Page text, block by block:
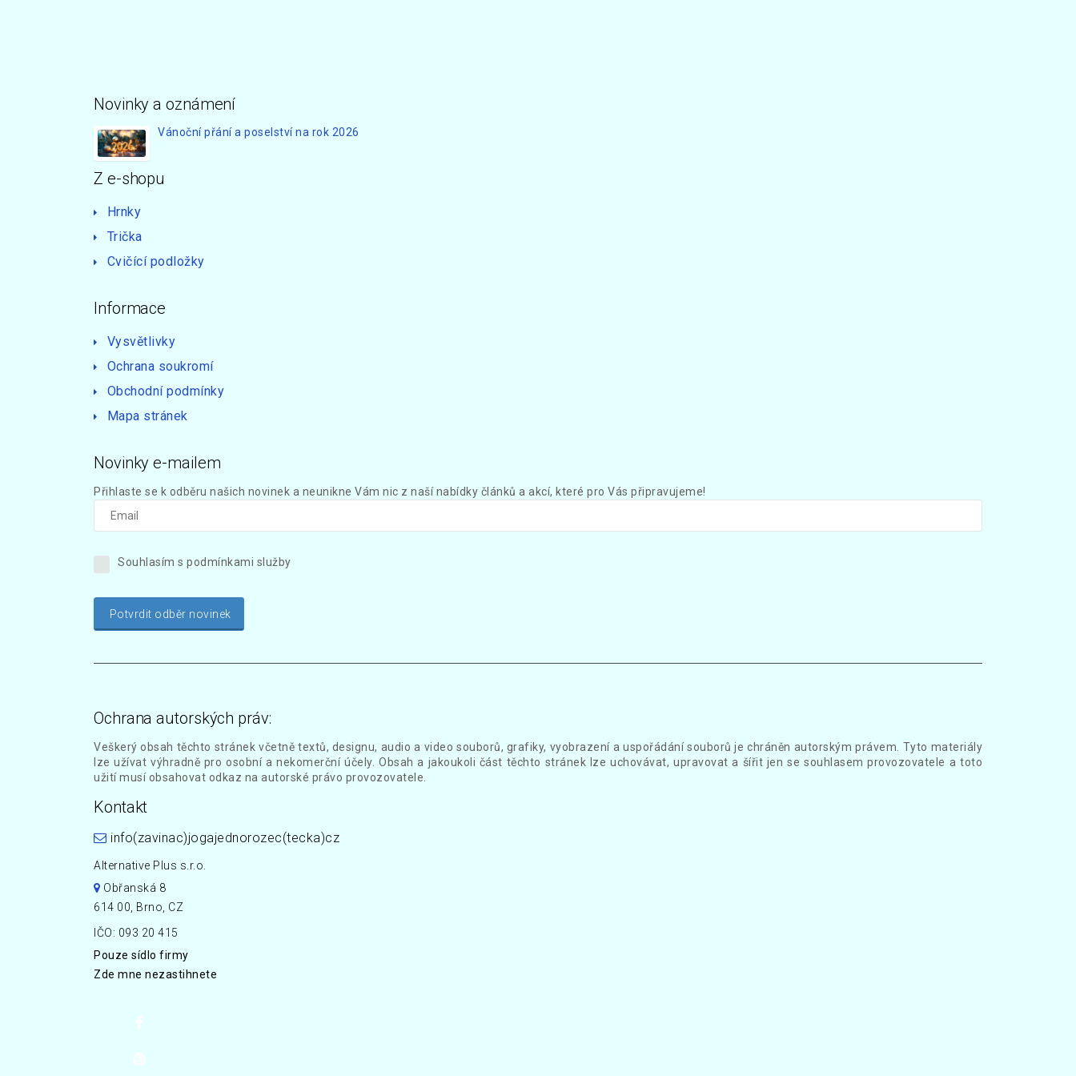
Novinky a oznámení
Vánoční přání a poselství na rok 2026
Z e-shopu
Hrnky
Trička
Cvičící podložky
Informace
Vysvětlivky
Ochrana soukromí
Obchodní podmínky
Mapa stránek
Novinky e-mailem
Přihlaste se k odběru našich novinek a neunikne Vám nic z naší nabídky článků a akcí, které pro Vás připravujeme!
Souhlasím s podmínkami služby
Potvrdit odběr novinek
Ochrana autorských práv:
Veškerý obsah těchto stránek včetně textů, designu, audio a video souborů, grafiky, vyobrazení a uspořádání souborů je chráněn autorským právem. Tyto materiály
lze užívat výhradně pro osobní a nekomerční účely. Obsah a jakoukoli část těchto stránek lze uchovávat, upravovat a šířit jen se souhlasem provozovatele a toto
užití musí obsahovat odkaz na autorské právo provozovatele.
Kontakt
info(zavinac)jogajednorozec(tecka)cz
Alternative Plus s.r.o.
Obřanská 8
614 00, Brno, CZ
IČO: 093 20 415
Pouze sídlo firmy
Zde mne nezastihnete